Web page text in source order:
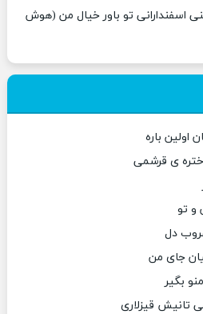
اسفندارانی تو باور خیال من (هوش
اولین باره
ی قرشمی
و تو
دل
جای من
بگیر
تانیش قیزلاری